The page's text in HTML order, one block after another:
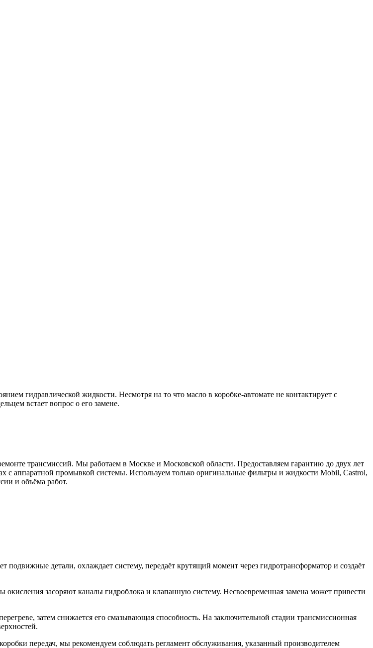
гидравлической жидкости. Несмотря на то что масло в коробке-автомате не контактирует с
встает вопрос о его замене.
трансмиссий. Мы работаем в Москве и Московской области. Предоставляем гарантию до двух лет
с аппаратной промывкой системы. Используем только оригинальные фильтры и жидкости Mobil, Castrol,
и объёма работ.
детали, охлаждает систему, передаёт крутящий момент через гидротрансформатор и создаёт
засоряют каналы гидроблока и клапанную систему. Несвоевременная замена может привести
затем снижается его смазывающая способность. На заключительной стадии трансмиссионная
передач, мы рекомендуем соблюдать регламент обслуживания, указанный производителем